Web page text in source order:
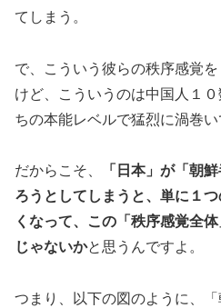
てしまう。
で、こういう彼らの秩序感覚
けど、こういうのは中国人１
ちの本能レベルで猛烈に渦巻い
だからこそ、
「日本」が「朝
ろうとしてしまうと、単に１
くなって、この「秩序感覚全
じゃないかと思うんですよ。
つまり、以下の図のように、